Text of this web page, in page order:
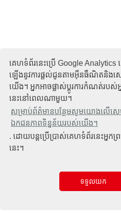
គេហទំព័រនេះប្រើ Google Analytics ដ
ឡើងនូវការផ្តល់ជូនតាមអ៊ីនធឺណិតនិងស
យើង។ អ្នកអាចផ្លាស់ប្តូរការកំណត់របស់អ្
នេះនៅពេលណាមួយ។
សម្រាប់ព័ត៌មានបន្ថែមសូមយោងលើសេច
ឯកជនភាពទិន្នន័យរបស់យើង។
. ដោយបន្តប្រើប្រាស់គេហទំព័រនេះអ្ន
នេះ។
ទទួលយក